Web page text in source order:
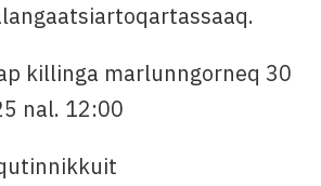
killinga marlunngorneq 30
nal. 12:00